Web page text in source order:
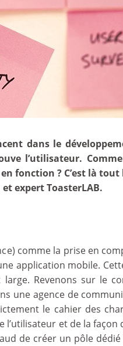
dans le
l’utilisateur.
fonction ? C’est là tout
expert ToasterLAB.
comme la prise en
application mobile.
Revenons sur le
une agence de
le cahier des
et de la
de créer un pôle